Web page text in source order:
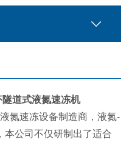
隧道式液氮速冻机
氮速冻设备制造商，液氮-
公司不仅研制出了适合